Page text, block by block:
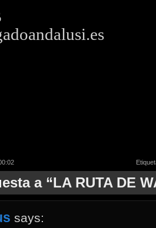
a “LA RUTA DE
says: